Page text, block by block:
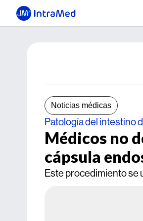
Noticias médicas
Patología del intestino
Médicos no
cápsula
Este procedimiento se